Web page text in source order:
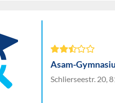
Asam-
Schlierseestr. 20,